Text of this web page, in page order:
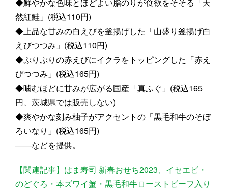
然紅鮭」(税込110円)
◆上品な甘みの白えびを釜揚げした「山盛り釜揚げ白
えびつつみ」(税込110円)
◆ぷりぷりの赤えびにイクラをトッピングした「赤え
びつつみ」(税込165円)
◆噛むほどに甘みが広がる国産「真ふぐ」(税込165
円、茨城県では販売しない)
◆爽やかな刻み柚子がアクセントの「黒毛和牛のそぼ
ろいなり」(税込165円)
――などを提供。
【関連記事】はま寿司 新春おせち2023、イセエビ・
のどぐろ・本ズワイ蟹・黒毛和牛ローストビーフ入り